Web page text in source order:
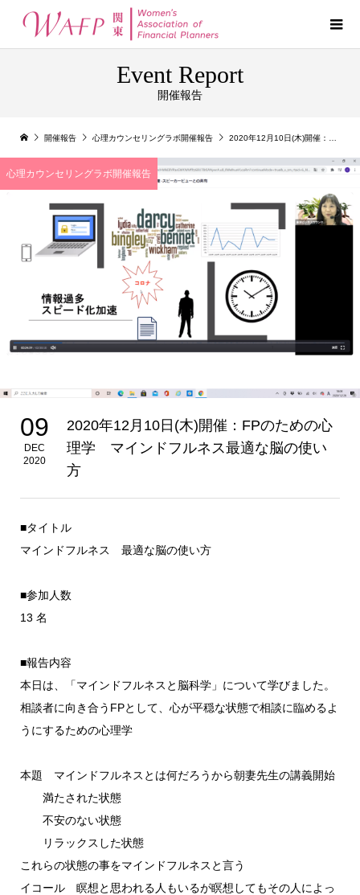
Event Report
開催報告
開催報告 心理カウンセリングラボ開催報告 2020年12月10日(木)開催：FPのための心理学 マインドフルネス最適な脳の使い方
心理カウンセリングラボ開催報告
09
DEC
2020
2020年12月10日(木)開催：FPのための心
理学 マインドフルネス最適な脳の使い
方
■タイトル
マインドフルネス 最適な脳の使い方
■参加人数
13 名
■報告内容
本日は、「マインドフルネスと脳科学」について学びました。
相談者に向き合うFPとして、心が平穏な状態で相談に臨めるよ
うにするための心理学
本題 マインドフルネスとは何だろうから朝妻先生の講義開始
満たされた状態
不安のない状態
リラックスした状態
これらの状態の事をマインドフルネスと言う
イコール 瞑想と思われる人もいるが瞑想してもその人によっ